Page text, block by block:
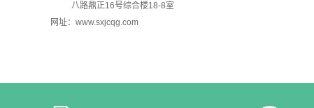
八路鼎正16号综合楼18-8室
网址： www.sxjcqg.com